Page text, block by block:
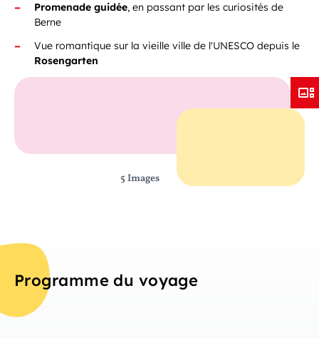
Promenade guidée, en passant par les curiosités de
Berne
Vue romantique sur la vieille ville de l'UNESCO depuis le
Rosengarten
5 Images
Programme du voyage